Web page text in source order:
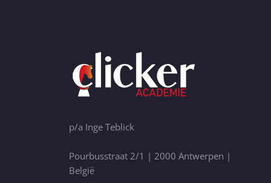
p/a Inge Teblick
Pourbusstraat 2/1 | 2000 Antwerpen |
België